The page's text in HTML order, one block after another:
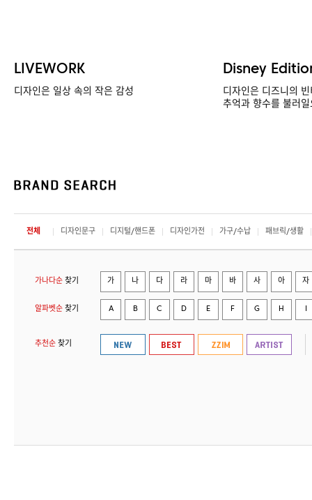
LIVEWORK
디자인은 일상 속의 작은 감성
Disney
디자인은 디즈니의
추억과 향수를 불러
전체 디자인문구 디지털/핸드폰 디자인가전 가구/수납 패브릭/생활
가나다순 찾기 가 나 다 라 마 바 사 아 자
알파벳순 찾기 A B C D E F G H
추천순 찾기